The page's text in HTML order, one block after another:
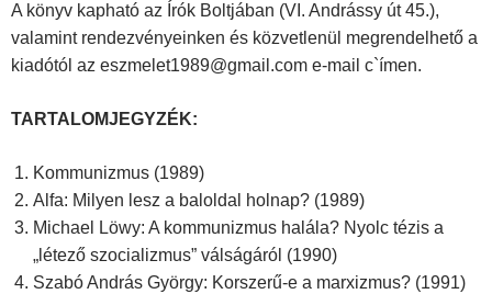
A könyv kapható az Írók Boltjában (VI. Andrássy út 45.),
valamint rendezvényeinken és közvetlenül megrendelhető a
kiadótól az eszmelet1989@gmail.com e-mail c`ímen.
TARTALOMJEGYZÉK:
Kommunizmus (1989)
Alfa: Milyen lesz a baloldal holnap? (1989)
Michael Löwy: A kommunizmus halála? Nyolc tézis a
„létező szocializmus” válságáról (1990)
Szabó András György: Korszerű-e a marxizmus? (1991)